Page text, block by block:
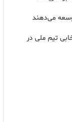
می‌دهند
تیم ملی در